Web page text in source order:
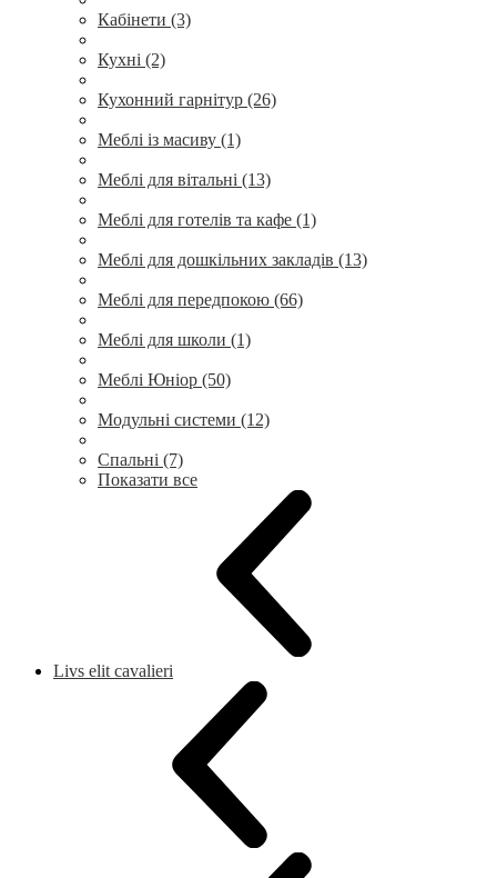
Кабінети (3)
Кухні (2)
Кухонний гарнітур (26)
Меблі із масиву (1)
Меблі для вітальні (13)
Меблі для готелів та кафе (1)
Меблі для дошкільних закладів (13)
Меблі для передпокою (66)
Меблі для школи (1)
Меблі Юніор (50)
Модульні системи (12)
Спальні (7)
Показати все
Livs elit cavalieri